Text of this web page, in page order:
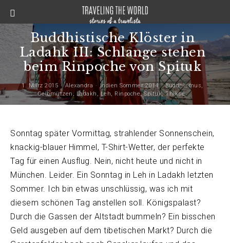
Buddhistische Klöster in
Ladahk III: Schlange stehen
beim Rinpoche von Spituk
1. März 2015 Alexandra Indien Sommer 2014 Buddhismus
Gelbmützen, Ladakh ,Leh Rinpoche,Spituk,Thikse
Sonntag später Vormittag, strahlender Sonnenschein,
knackig-blauer Himmel, T-Shirt-Wetter, der perfekte
Tag für einen Ausflug. Nein, nicht heute und nicht in
München. Leider. Ein Sonntag in Leh in Ladakh letzten
Sommer. Ich bin etwas unschlüssig, was ich mit
diesem schönen Tag anstellen soll. Königspalast?
Durch die Gassen der Altstadt bummeln? Ein bisschen
Geld ausgeben auf dem tibetischen Markt? Durch die